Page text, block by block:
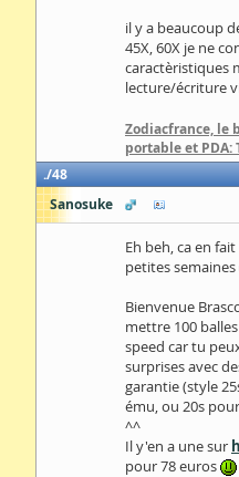
il y a beaucoup
45X, 60X je ne
caractèristiques
lecture/écriture
Zodiacfrance, le
portable et PDA:
48
Sanosuke
Eh beh, ca en
petites semaines
Bienvenue
mettre 100
speed car tu
surprises avec
garantie (style
ému, ou 20s
^^
Il y'en a une sur
pour 78 euros